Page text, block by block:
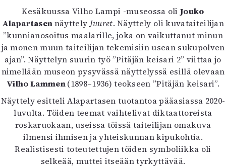
Kesäkuussa Vilho Lampi -museossa oliJouko
Alapartasennäyttely Juuret. Näyttely oli kuvataiteilijan
”kunnianosoitus maalarille, joka on vaikuttanut minun
ja monen muun taiteilijan tekemisiin usean sukupolven
ajan”. Näyttelyn suurin työ ”Pitäjän keisari 2” viittaa jo
nimellään museon pysyvässä näyttelyssä esillä olevaan
Vilho Lammen(1898–1936) teokseen ”Pitäjän keisari”.
Näyttely esitteli Alapartasen tuotantoa pääasiassa 2020-
luvulta. Töiden teemat vaihtelivat diktaattoreista
roskaruokaan, useissa töissä taiteilijan omakuva
ilmensi ihmisen ja yhteiskunnan kipukohtia.
Realistisesti toteutettujen töiden symboliikka oli
selkeää, muttei itseään tyrkyttävää.